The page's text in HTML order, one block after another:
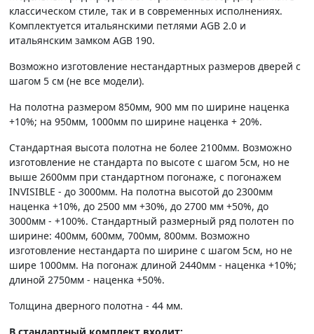
классическом стиле, так и в современных исполнениях.
Комплектуется итальянскими петлями AGB 2.0 и
итальянским замком AGB 190.
Возможно изготовление нестандартных размеров дверей с
шагом 5 см (не все модели).
На полотна размером 850мм, 900 мм по ширине наценка
+10%; на 950мм, 1000мм по ширине наценка + 20%.
Стандартная высота полотна не более 2100мм. Возможно
изготовление не стандарта по высоте с шагом 5см, но не
выше 2600мм при стандартном погонаже, с погонажем
INVISIBLE - до 3000мм. На полотна высотой до 2300мм
наценка +10%, до 2500 мм +30%, до 2700 мм +50%, до
3000мм - +100%. Стандартный размерный ряд полотен по
ширине: 400мм, 600мм, 700мм, 800мм. Возможно
изготовление нестандарта по ширине с шагом 5см, но не
шире 1000мм. На погонаж длиной 2440мм - наценка +10%;
длиной 2750мм - наценка +50%.
Толщина дверного полотна - 44 мм.